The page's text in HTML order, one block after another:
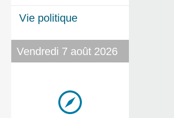
Vie politique
Vendredi 7 août 2026